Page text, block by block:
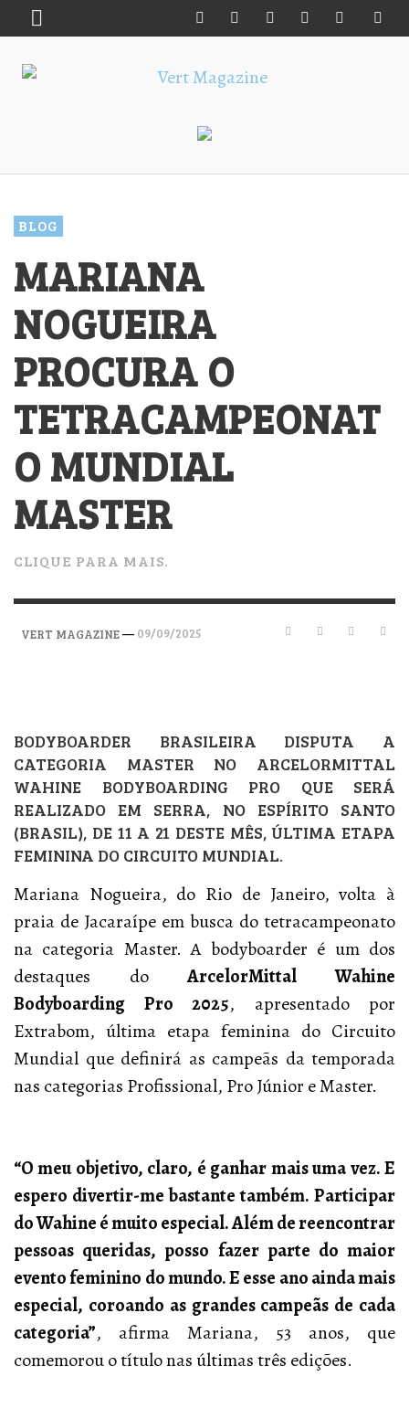
BLOG
MARIANA
NOGUEIRA
PROCURA O
TETRACAMPEONAT
O MUNDIAL
MASTER
CLIQUE PARA MAIS.
VERT MAGAZINE— 09/09/2025
BODYBOARDER BRASILEIRA DISPUTA A
CATEGORIA MASTER NO ARCELORMITTAL
WAHINE BODYBOARDING PRO QUE SERÁ
REALIZADO EM SERRA, NO ESPÍRITO SANTO
(BRASIL), DE 11 A 21 DESTE MÊS, ÚLTIMA ETAPA
FEMININA DO CIRCUITO MUNDIAL.
Mariana Nogueira, do Rio de Janeiro, volta à
praia de Jacaraípe em busca do tetracampeonato
na categoria Master. A bodyboarder é um dos
destaques doArcelorMittal Wahine
Bodyboarding Pro 2025, apresentado por
Extrabom, última etapa feminina do Circuito
Mundial que definirá as campeãs da temporada
nas categorias Profissional, Pro Júnior e Master.
“O meu objetivo, claro, é ganhar mais uma vez. E
espero divertir-me bastante também. Participar
do Wahine é muito especial. Além de reencontrar
pessoas queridas, posso fazer parte do maior
evento feminino do mundo. E esse ano ainda mais
especial, coroando as grandes campeãs de cada
categoria”, afirma Mariana, 53 anos, que
comemorou o título nas últimas três edições.